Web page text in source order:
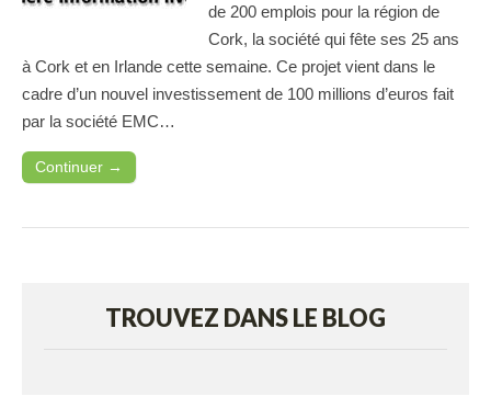
de 200 emplois pour la région de
Cork, la société qui fête ses 25 ans
à Cork et en Irlande cette semaine. Ce projet vient dans le
cadre d’un nouvel investissement de 100 millions d’euros fait
par la société EMC…
Continuer →
TROUVEZ DANS LE BLOG